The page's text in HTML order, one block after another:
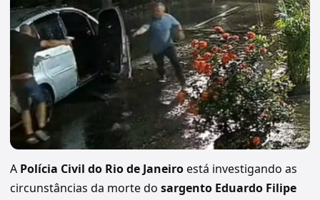
A Polícia Civil do Rio de Janeiroestá investigando as
circunstâncias da morte do sargento Eduardo Filipe